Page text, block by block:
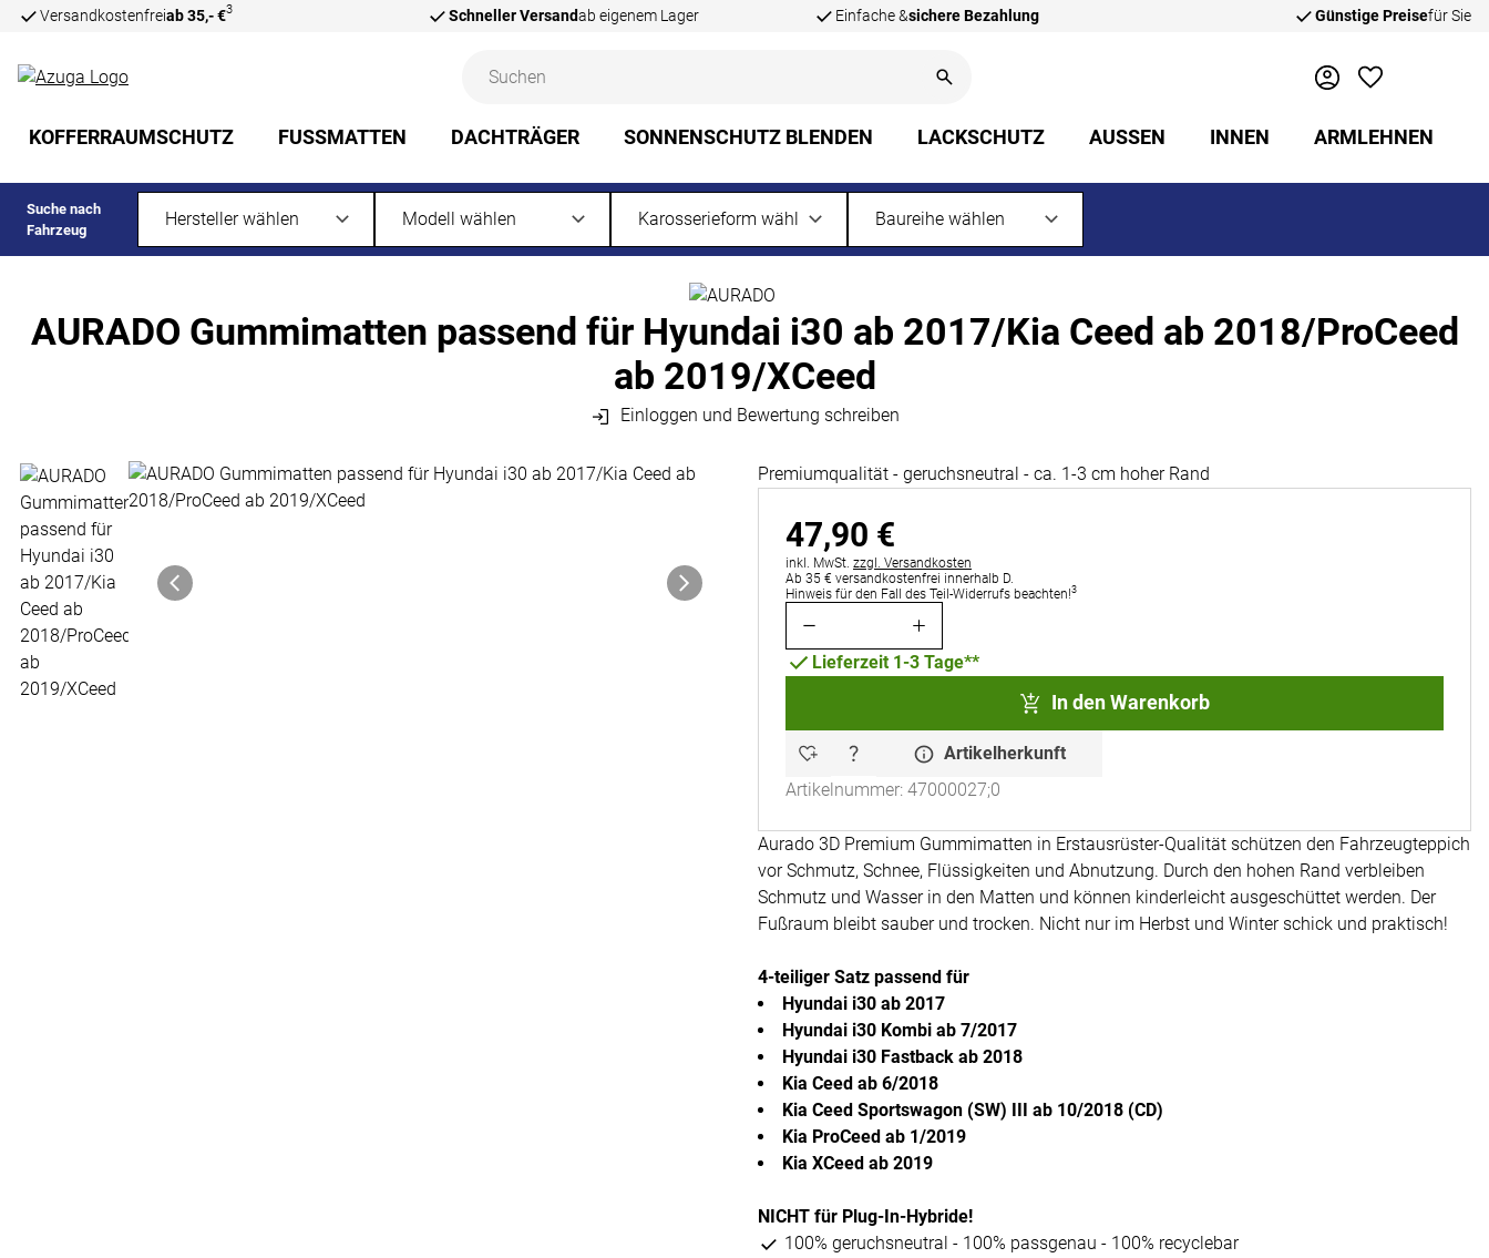
Versandkostenfreiab 35,- €3 Schneller Versandab eigenem Lager Einfache &sichere Bezahlung Günstige Preisefür Sie
KOFFERRAUMSCHUTZ FUSSMATTEN DACHTRÄGER SONNENSCHUTZ BLENDEN LACKSCHUTZ AUSSEN INNEN ARMLEHNEN
Suche nach
Fahrzeug
AURADO Gummimatten passend für Hyundai i30 ab 2017/Kia Ceed ab 2018/ProCeed
ab 2019/XCeed
Einloggen und Bewertung schreiben
Produktgalerie
Zur Kaufbox springen
Premiumqualität - geruchsneutral - ca. 1-3 cm hoher Rand
47,90 €
Steuerhinweis:
inkl. MwSt. zzgl. Versandkosten
Ab 35 € versandkostenfrei innerhalb D.
Hinweis für den Fall des Teil-Widerrufs beachten!3
Lieferzeit 1-3 Tage**
In den Warenkorb
Artikelherkunft
Artikelnummer: 47000027;0
Aurado 3D Premium Gummimatten in Erstausrüster-Qualität schützen den Fahrzeugteppich
vor Schmutz, Schnee, Flüssigkeiten und Abnutzung. Durch den hohen Rand verbleiben
Schmutz und Wasser in den Matten und können kinderleicht ausgeschüttet werden. Der
Fußraum bleibt sauber und trocken. Nicht nur im Herbst und Winter schick und praktisch!
4-teiliger Satz passend für
Hyundai i30 ab 2017
Hyundai i30 Kombi ab 7/2017
Hyundai i30 Fastback ab 2018
Kia Ceed ab 6/2018
Kia Ceed Sportswagon (SW) III ab 10/2018 (CD)
Kia ProCeed ab 1/2019
Kia XCeed ab 2019
NICHT für Plug-In-Hybride!
100% geruchsneutral - 100% passgenau - 100% recyclebar